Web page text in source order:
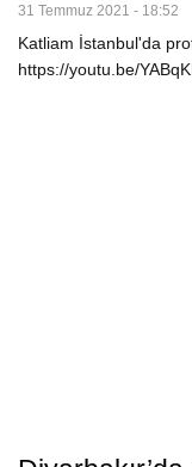
31 Temmuz 2021 - 18:52
Katliam İstanbul'da
https://youtu.be/